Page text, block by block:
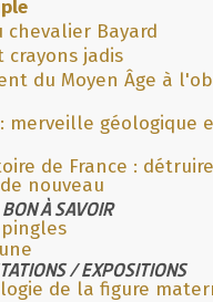
chevalier Bayard
crayons jadis
du Moyen Âge à
merveille géologique
de France :
nouveau
BON À SAVOIR
/ EXPOSITIONS
de la figure